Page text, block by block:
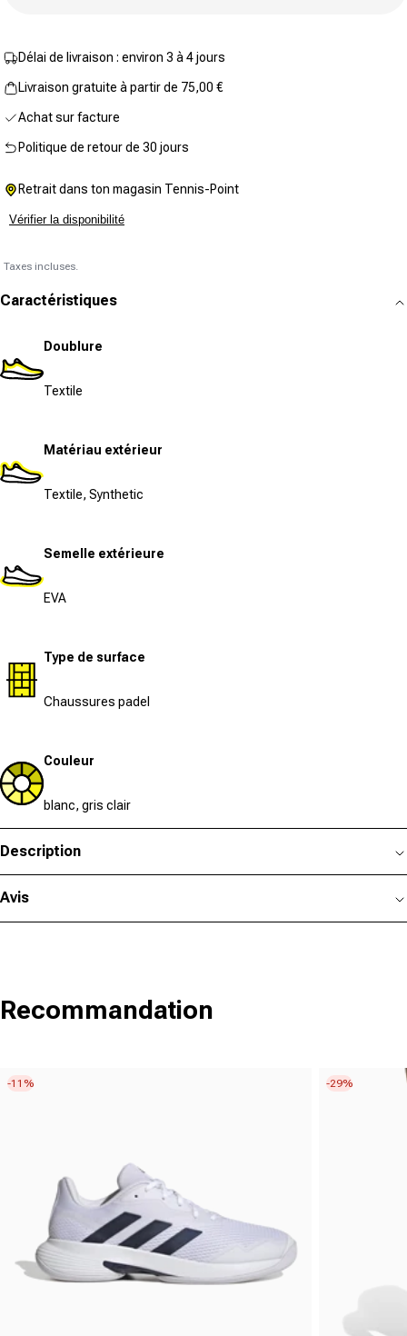
Délai de livraison : environ 3 à 4 jours
Livraison gratuite à partir de 75,00 €
Achat sur facture
Politique de retour de 30 jours
Retrait dans ton magasin Tennis-Point
Vérifier la disponibilité
Taxes incluses.
Caractéristiques
Doublure
Textile
Matériau extérieur
Textile, Synthetic
Semelle extérieure
EVA
Type de surface
Chaussures padel
Couleur
blanc, gris clair
Description
Avis
Recommandation
-11% -29%